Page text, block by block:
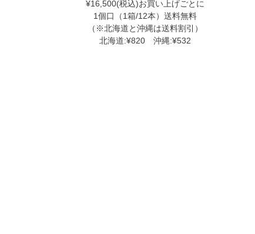
¥16,500(税込)お買い上げごとに
1個口（1箱/12本）送料無料
（※北海道と沖縄は送料割引）
北海道:¥820 沖縄:¥532